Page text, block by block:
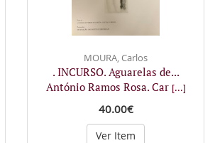
MOURA, Carlos
. INCURSO. Aguarelas de...
António Ramos Rosa. Car [...]
40.00€
Ver Item